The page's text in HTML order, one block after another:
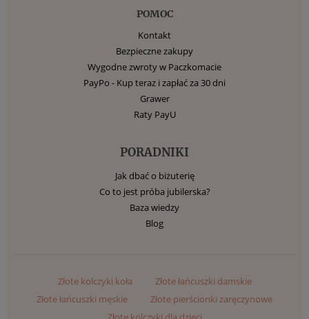
POMOC
Kontakt
Bezpieczne zakupy
Wygodne zwroty w Paczkomacie
PayPo - Kup teraz i zapłać za 30 dni
Grawer
Raty PayU
PORADNIKI
Jak dbać o biżuterię
Co to jest próba jubilerska?
Baza wiedzy
Blog
Złote kolczyki koła
Złote łańcuszki damskie
Złote łańcuszki męskie
Złote pierścionki zaręczynowe